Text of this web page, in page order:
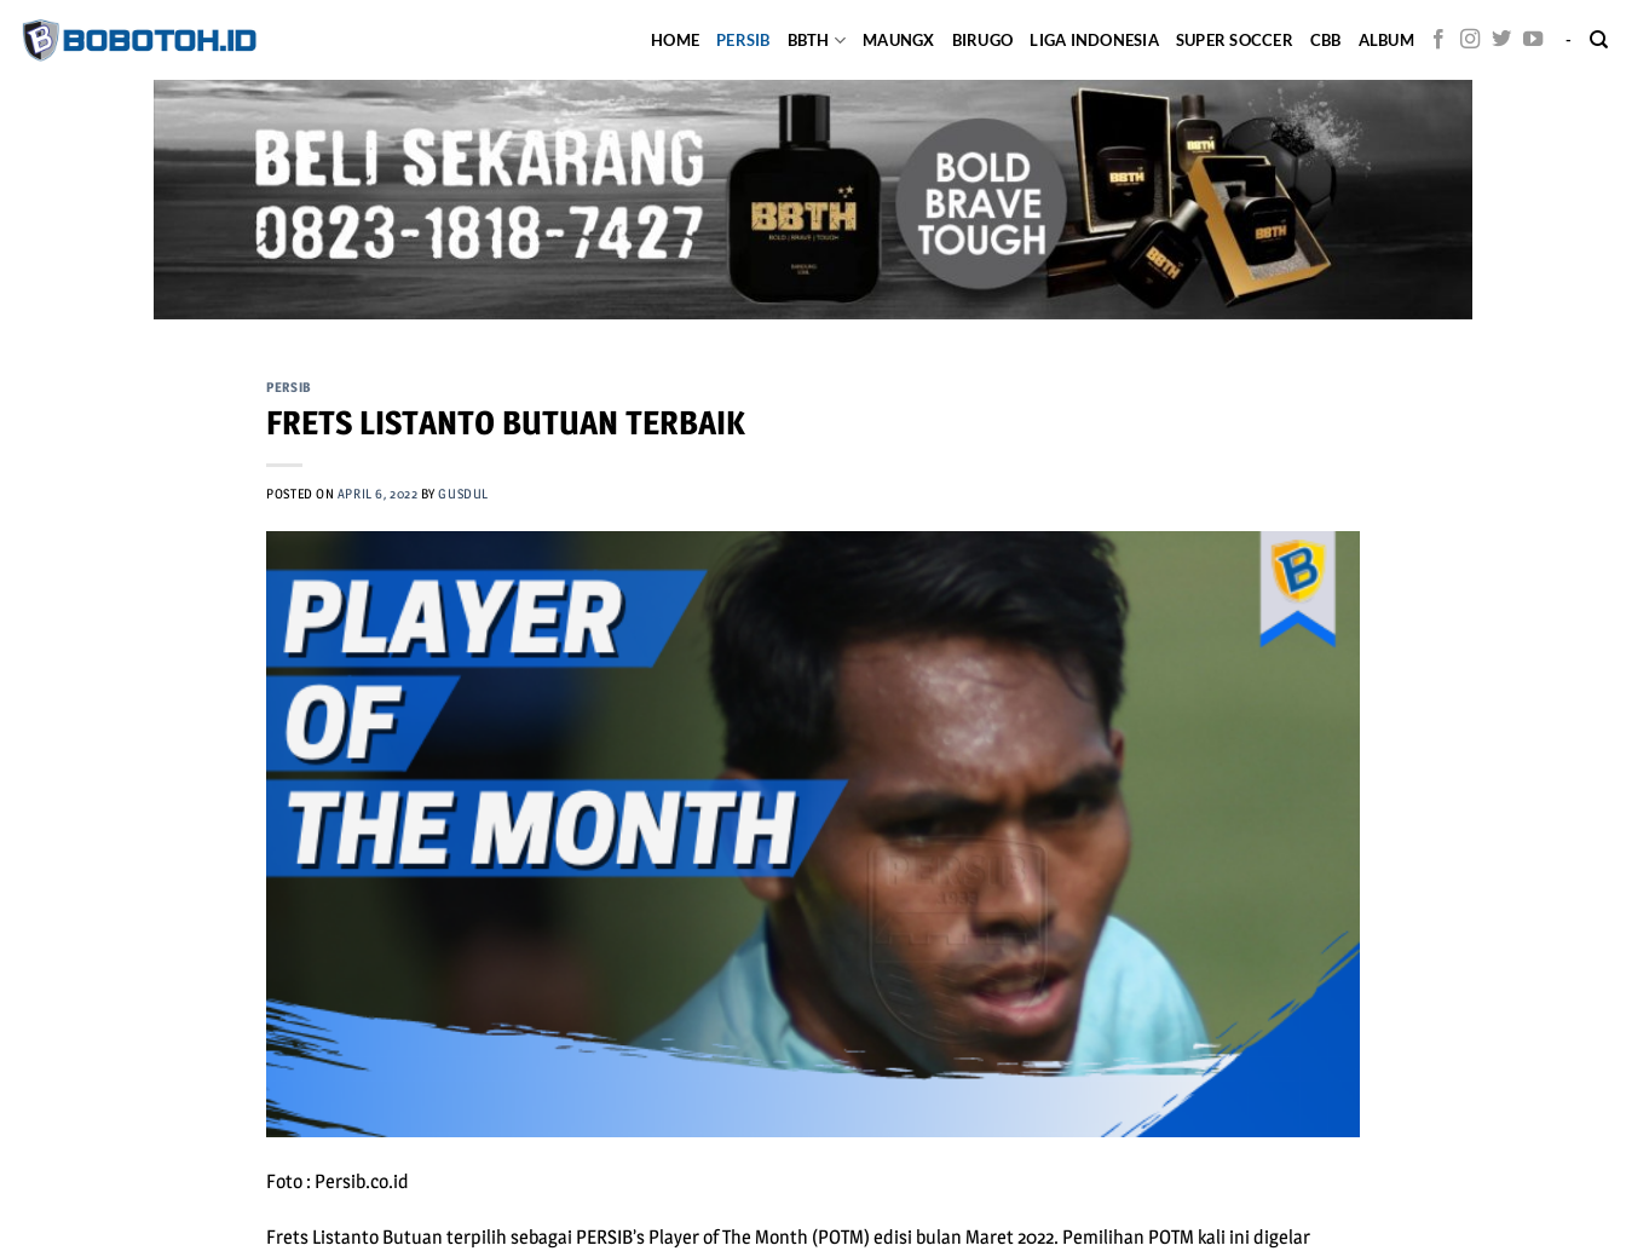
HOME PERSIB BBTH MAUNGX BIRUGO LIGA INDONESIA SUPER SOCCER CBB ALBUM -
PERSIB
FRETS LISTANTO BUTUAN TERBAIK
POSTED ON APRIL 6, 2022 BYGUSDUL
Foto : Persib.co.id
Frets Listanto Butuan terpilih sebagai PERSIB’s Player of The Month (POTM) edisi bulan Maret 2022. Pemilihan POTM kali ini digelar